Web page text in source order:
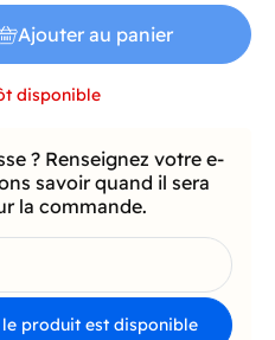
Ajouter au panier
disponible
? Renseignez votre e-
savoir quand il sera
la commande.
produit est disponible